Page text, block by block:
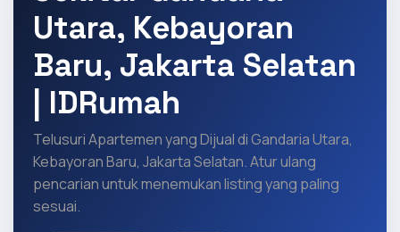
Utara, Kebayoran
Baru, Jakarta Selatan
| IDRumah
Telusuri Apartemen yang Dijual di Gandaria Utara,
Kebayoran Baru, Jakarta Selatan. Atur ulang
pencarian untuk menemukan listing yang paling
sesuai.